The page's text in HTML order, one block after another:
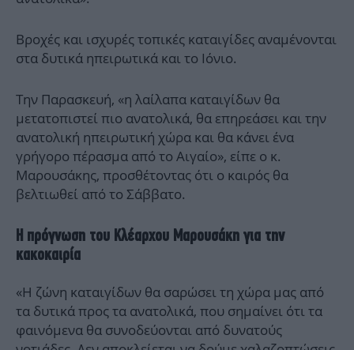
Βροχές και ισχυρές τοπικές καταιγίδες αναμένονται
στα δυτικά ηπειρωτικά και το Ιόνιο.
Την Παρασκευή, «η λαίλαπα καταιγίδων θα
μετατοπιστεί πιο ανατολικά, θα επηρεάσει και την
ανατολική ηπειρωτική χώρα και θα κάνει ένα
γρήγορο πέρασμα από το Αιγαίο», είπε ο κ.
Μαρουσάκης, προσθέτοντας ότι ο καιρός θα
βελτιωθεί από το Σάββατο.
Η πρόγνωση του Κλέαρχου Μαρουσάκη για την
κακοκαιρία
«Η ζώνη καταιγίδων θα σαρώσει τη χώρα μας από
τα δυτικά προς τα ανατολικά, που σημαίνει ότι τα
φαινόμενα θα συνοδεύονται από δυνατούς